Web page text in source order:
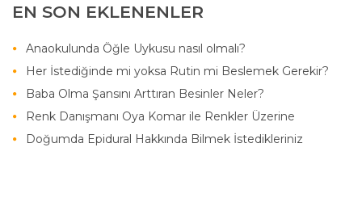
EN SON EKLENENLER
Anaokulunda Öğle Uykusu nasıl olmalı?
Her İstediğinde mi yoksa Rutin mi Beslemek Gerekir?
Baba Olma Şansını Arttıran Besinler Neler?
Renk Danışmanı Oya Komar ile Renkler Üzerine
Doğumda Epidural Hakkında Bilmek İstedikleriniz